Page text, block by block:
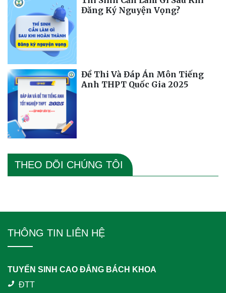
Đăng Ký Nguyện Vọng?
Đề Thi Và Đáp Án Môn Tiếng
Anh THPT Quốc Gia 2025
THEO DÕI CHÚNG TÔI
THÔNG TIN LIÊN HỆ
TUYỂN SINH CAO ĐẲNG BÁCH KHOA
ĐTT